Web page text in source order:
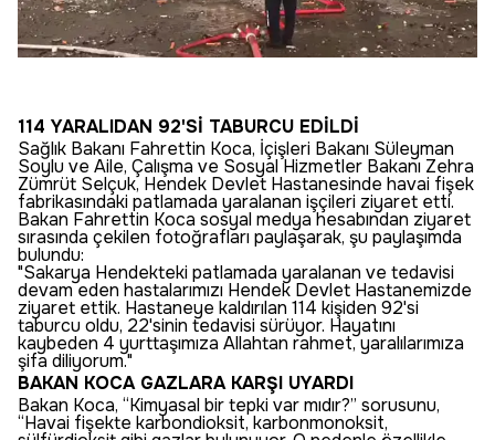
114 YARALIDAN 92'Sİ TABURCU EDİLDİ
Sağlık Bakanı Fahrettin Koca, İçişleri Bakanı Süleyman
Soylu ve Aile, Çalışma ve Sosyal Hizmetler Bakanı Zehra
Zümrüt Selçuk, Hendek Devlet Hastanesinde havai fişek
fabrikasındaki patlamada yaralanan işçileri ziyaret etti.
Bakan Fahrettin Koca sosyal medya hesabından ziyaret
sırasında çekilen fotoğrafları paylaşarak, şu paylaşımda
bulundu:
"Sakarya Hendekteki patlamada yaralanan ve tedavisi
devam eden hastalarımızı Hendek Devlet Hastanemizde
ziyaret ettik. Hastaneye kaldırılan 114 kişiden 92'si
taburcu oldu, 22'sinin tedavisi sürüyor. Hayatını
kaybeden 4 yurttaşımıza Allahtan rahmet, yaralılarımıza
şifa diliyorum."
BAKAN KOCA GAZLARA KARŞI UYARDI
Bakan Koca, “Kimyasal bir tepki var mıdır?” sorusunu,
“Havai fişekte karbondioksit, karbonmonoksit,